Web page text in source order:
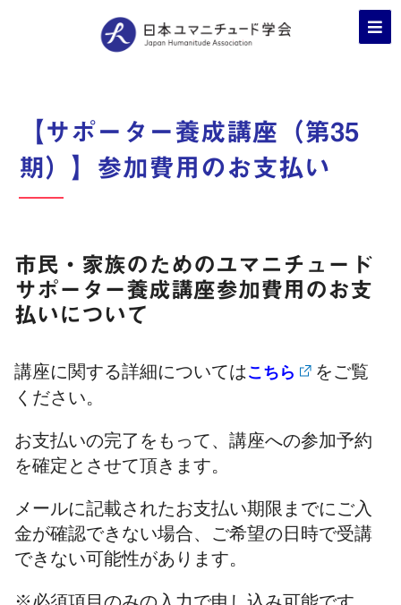
【サポーター養成講座（第35
期）】参加費用のお支払い
市民・家族のためのユマニチュード
サポーター養成講座参加費用のお支
払いについて
講座に関する詳細については こちら
をご覧
ください。
お支払いの完了をもって、講座への参加予約
を確定とさせて頂きます。
メールに記載されたお支払い期限までにご入
金が確認できない場合、ご希望の日時で受講
できない可能性があります。